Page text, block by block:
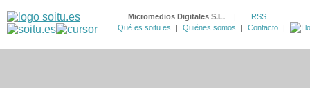
Micromedios Digitales S.L. |
RSS
Qué es soitu.es
| Quiénes somos | Contacto |